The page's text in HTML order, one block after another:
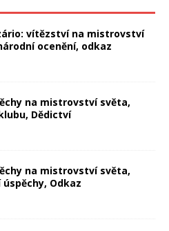
vítězství na mistrovství
ocenění, odkaz
na mistrovství světa,
Dědictví
na mistrovství světa,
Odkaz